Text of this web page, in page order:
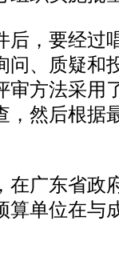
，要经过
问、质疑和
审方法采用
，然后根据
广东省政
算单位在与